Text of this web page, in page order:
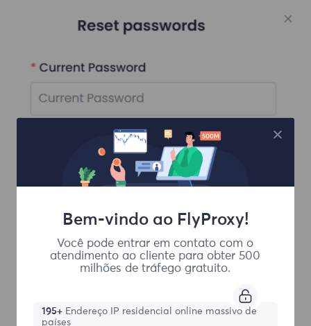
Bem-vindo ao FlyProxy!
Você pode entrar em contato com o
atendimento ao cliente para obter 500
milhões de tráfego gratuito.
195+Endereço IP residencial online massivo de
países